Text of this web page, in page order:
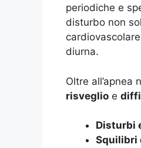
periodiche e
disturbo non
diurna.
Oltre
risveglio e
Disturbi
Squilibri